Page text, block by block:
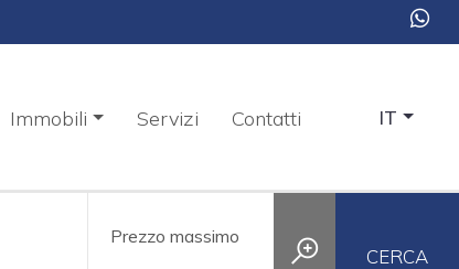
Immobili Servizi Contatti IT
Prezzo massimo
CERCA